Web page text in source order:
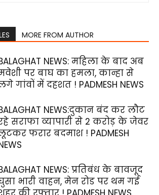
MORE FROM AUTHOR
NEWS: महिला के बाद अब
पर बाघ का हमला, कान्हा से
गांवों में दहशत ! PADMESH NEWS
NEWS:दुकान बंद कर लौट
सराफा व्यापारी से 2 करोड़ के जेवर
फरार बदमाश ! PADMESH
NEWS: प्रतिबंध के बावजूद
भारी वाहन, मेन रोड पर थम गई